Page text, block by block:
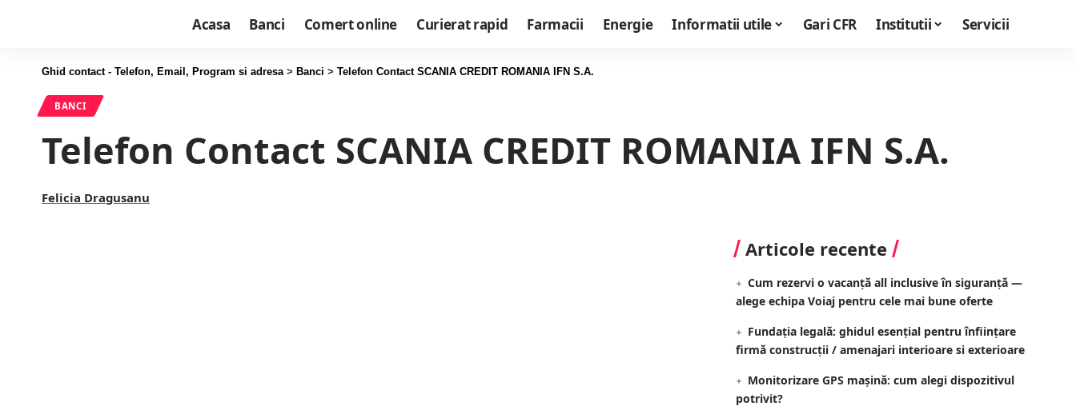
Acasa Banci Comert online Curierat rapid Farmacii Energie Informatii utile Gari CFR Institutii Servicii
Ghid contact - Telefon, Email, Program si adresa> Banci > Telefon Contact SCANIA CREDIT ROMANIA IFN S.A.
BANCI
Telefon Contact SCANIA CREDIT ROMANIA IFN S.A.
Felicia Dragusanu
Articole recente
Cum rezervi o vacanță all inclusive în siguranță —
alege echipa Voiaj pentru cele mai bune oferte
Fundația legală: ghidul esențial pentru înființare
firmă construcții / amenajari interioare si exterioare
Monitorizare GPS mașină: cum alegi dispozitivul
potrivit?